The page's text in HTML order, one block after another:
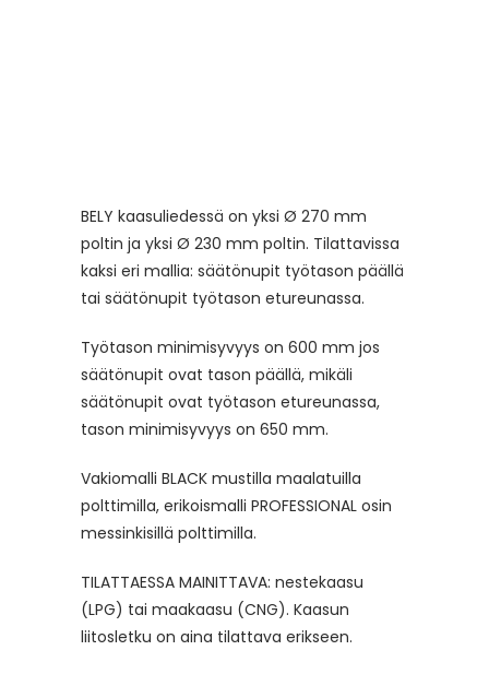
BELY kaasuliedessä on yksi Ø 270 mm
poltin ja yksi Ø 230 mm poltin. Tilattavissa
kaksi eri mallia: säätönupit työtason päällä
tai säätönupit työtason etureunassa.
Työtason minimisyvyys on 600 mm jos
säätönupit ovat tason päällä, mikäli
säätönupit ovat työtason etureunassa,
tason minimisyvyys on 650 mm.
Vakiomalli BLACK mustilla maalatuilla
polttimilla, erikoismalli PROFESSIONAL osin
messinkisillä polttimilla.
TILATTAESSA MAINITTAVA: nestekaasu
(LPG) tai maakaasu (CNG). Kaasun
liitosletku on aina tilattava erikseen.